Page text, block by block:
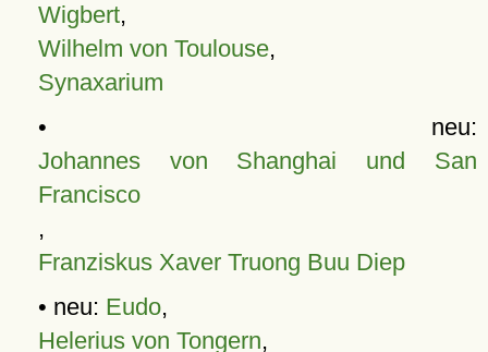
Wigbert,
Wilhelm von Toulouse,
Synaxarium
• neu:
Johannes von Shanghai und San
Francisco
,
Franziskus Xaver Truong Buu Diep
• neu: Eudo,
Helerius von Tongern,